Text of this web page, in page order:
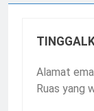
Alamat
Ruas yang